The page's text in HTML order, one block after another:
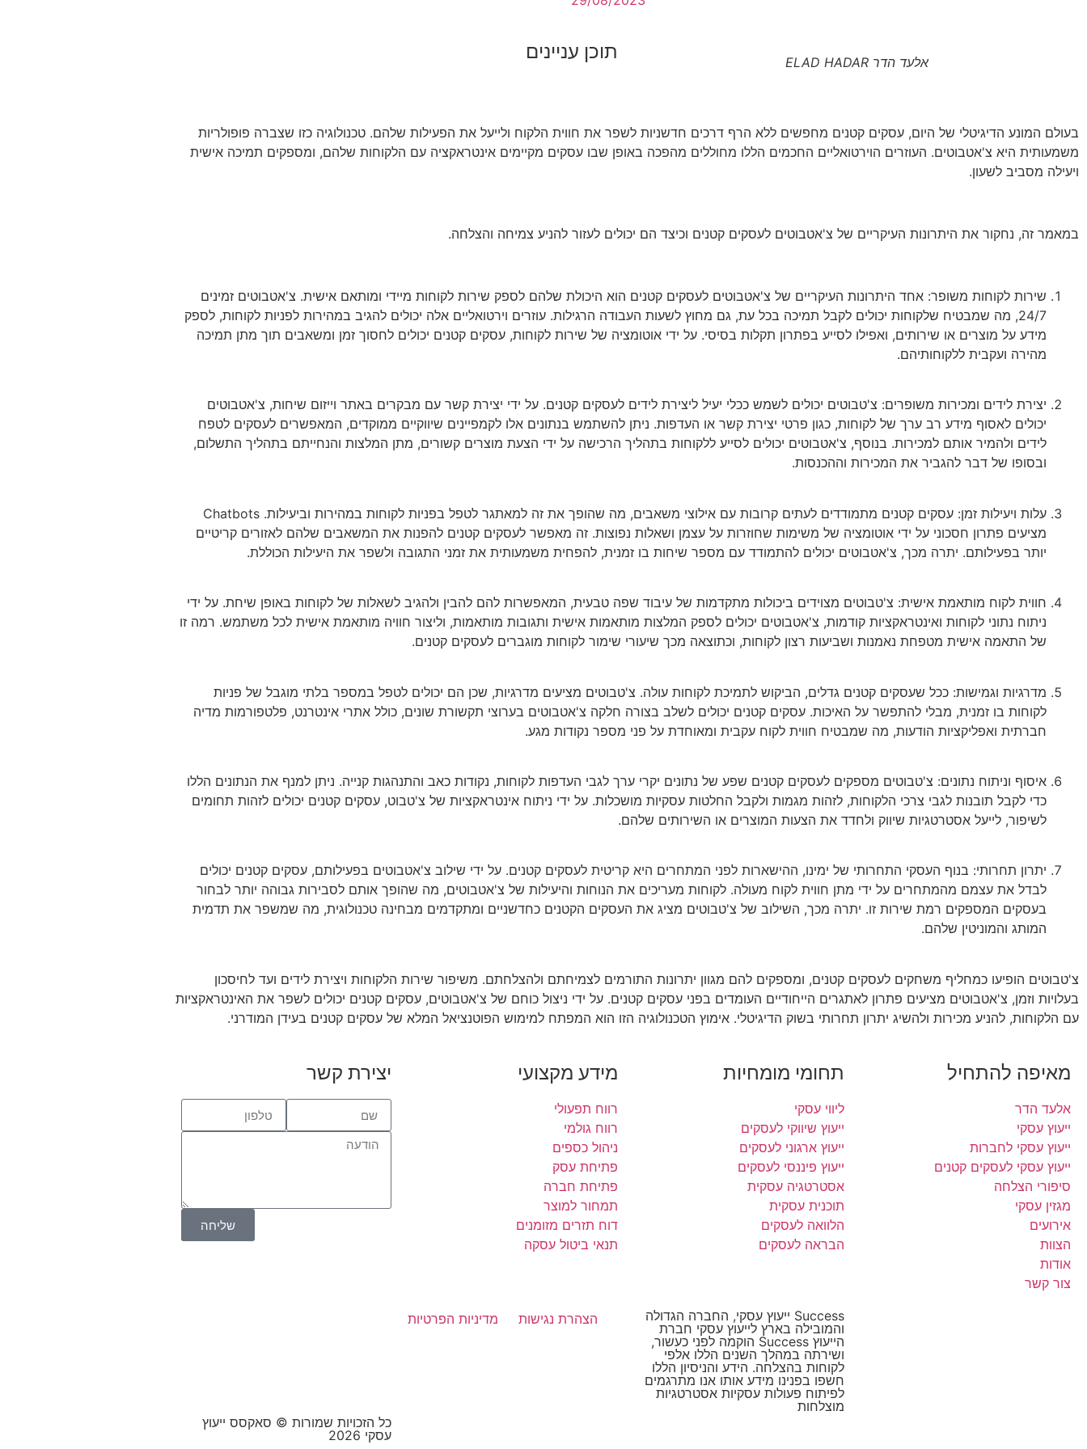
אלעד הדר ELAD HADAR תוכן עניינים
בעולם המונע הדיגיטלי של היום, עסקים קטנים מחפשים ללא הרף דרכים חדשניות לשפר את חווית הלקוח ולייעל את הפעילות שלהם. טכנולוגיה כזו שצברה פופולריות
משמעותית היא צ'אטבוטים. העוזרים הוירטואליים החכמים הללו מחוללים מהפכה באופן שבו עסקים מקיימים אינטראקציה עם הלקוחות שלהם, ומספקים תמיכה אישית
ויעילה מסביב לשעון.
במאמר זה, נחקור את היתרונות העיקריים של צ'אטבוטים לעסקים קטנים וכיצד הם יכולים לעזור להניע צמיחה והצלחה.
שירות לקוחות משופר: אחד היתרונות העיקריים של צ'אטבוטים לעסקים קטנים הוא היכולת שלהם לספק שירות לקוחות מיידי ומותאם אישית. צ'אטבוטים זמינים
24/7, מה שמבטיח שלקוחות יכולים לקבל תמיכה בכל עת, גם מחוץ לשעות העבודה הרגילות. עוזרים וירטואליים אלה יכולים להגיב במהירות לפניות לקוחות, לספק
מידע על מוצרים או שירותים, ואפילו לסייע בפתרון תקלות בסיסי. על ידי אוטומציה של שירות לקוחות, עסקים קטנים יכולים לחסוך זמן ומשאבים תוך מתן תמיכה
מהירה ועקבית ללקוחותיהם.
יצירת לידים ומכירות משופרים: צ'טבוטים יכולים לשמש ככלי יעיל ליצירת לידים לעסקים קטנים. על ידי יצירת קשר עם מבקרים באתר וייזום שיחות, צ'אטבוטים
יכולים לאסוף מידע רב ערך של לקוחות, כגון פרטי יצירת קשר או העדפות. ניתן להשתמש בנתונים אלו לקמפיינים שיווקיים ממוקדים, המאפשרים לעסקים לטפח
לידים ולהמיר אותם למכירות. בנוסף, צ'אטבוטים יכולים לסייע ללקוחות בתהליך הרכישה על ידי הצעת מוצרים קשורים, מתן המלצות והנחייתם בתהליך התשלום,
ובסופו של דבר להגביר את המכירות וההכנסות.
עלות ויעילות זמן: עסקים קטנים מתמודדים לעתים קרובות עם אילוצי משאבים, מה שהופך את זה למאתגר לטפל בפניות לקוחות במהירות וביעילות. Chatbots
מציעים פתרון חסכוני על ידי אוטומציה של משימות שחוזרות על עצמן ושאלות נפוצות. זה מאפשר לעסקים קטנים להפנות את המשאבים שלהם לאזורים קריטיים
יותר בפעילותם. יתרה מכך, צ'אטבוטים יכולים להתמודד עם מספר שיחות בו זמנית, להפחית משמעותית את זמני התגובה ולשפר את היעילות הכוללת.
חווית לקוח מותאמת אישית: צ'טבוטים מצוידים ביכולות מתקדמות של עיבוד שפה טבעית, המאפשרות להם להבין ולהגיב לשאלות של לקוחות באופן שיחת. על ידי
ניתוח נתוני לקוחות ואינטראקציות קודמות, צ'אטבוטים יכולים לספק המלצות מותאמות אישית ותגובות מותאמות, וליצור חוויה מותאמת אישית לכל משתמש. רמה זו
של התאמה אישית מטפחת נאמנות ושביעות רצון לקוחות, וכתוצאה מכך שיעורי שימור לקוחות מוגברים לעסקים קטנים.
מדרגיות וגמישות: ככל שעסקים קטנים גדלים, הביקוש לתמיכת לקוחות עולה. צ'טבוטים מציעים מדרגיות, שכן הם יכולים לטפל במספר בלתי מוגבל של פניות
לקוחות בו זמנית, מבלי להתפשר על האיכות. עסקים קטנים יכולים לשלב בצורה חלקה צ'אטבוטים בערוצי תקשורת שונים, כולל אתרי אינטרנט, פלטפורמות מדיה
חברתית ואפליקציות הודעות, מה שמבטיח חווית לקוח עקבית ומאוחדת על פני מספר נקודות מגע.
איסוף וניתוח נתונים: צ'טבוטים מספקים לעסקים קטנים שפע של נתונים יקרי ערך לגבי העדפות לקוחות, נקודות כאב והתנהגות קנייה. ניתן למנף את הנתונים הללו
כדי לקבל תובנות לגבי צרכי הלקוחות, לזהות מגמות ולקבל החלטות עסקיות מושכלות. על ידי ניתוח אינטראקציות של צ'טבוט, עסקים קטנים יכולים לזהות תחומים
לשיפור, לייעל אסטרטגיות שיווק ולחדד את הצעות המוצרים או השירותים שלהם.
יתרון תחרותי: בנוף העסקי התחרותי של ימינו, ההישארות לפני המתחרים היא קריטית לעסקים קטנים. על ידי שילוב צ'אטבוטים בפעילותם, עסקים קטנים יכולים
לבדל את עצמם מהמתחרים על ידי מתן חווית לקוח מעולה. לקוחות מעריכים את הנוחות והיעילות של צ'אטבוטים, מה שהופך אותם לסבירות גבוהה יותר לבחור
בעסקים המספקים רמת שירות זו. יתרה מכך, השילוב של צ'טבוטים מציג את העסקים הקטנים כחדשניים ומתקדמים מבחינה טכנולוגית, מה שמשפר את תדמית
המותג והמוניטין שלהם.
צ'טבוטים הופיעו כמחליף משחקים לעסקים קטנים, ומספקים להם מגוון יתרונות התורמים לצמיחתם ולהצלחתם. משיפור שירות הלקוחות ויצירת לידים ועד לחיסכון
בעלויות וזמן, צ'אטבוטים מציעים פתרון לאתגרים הייחודיים העומדים בפני עסקים קטנים. על ידי ניצול כוחם של צ'אטבוטים, עסקים קטנים יכולים לשפר את האינטראקציות
עם הלקוחות, להניע מכירות ולהשיג יתרון תחרותי בשוק הדיגיטלי. אימוץ הטכנולוגיה הזו הוא המפתח למימוש הפוטנציאל המלא של עסקים קטנים בעידן המודרני.
מאיפה להתחיל
אלעד הדר
ייעוץ עסקי
ייעוץ עסקי לחברות
ייעוץ עסקי לעסקים קטנים
סיפורי הצלחה
מגזין עסקי
אירועים
הצוות
אודות
צור קשר
תחומי מומחיות
ליווי עסקי
ייעוץ שיווקי לעסקים
ייעוץ ארגוני לעסקים
ייעוץ פיננסי לעסקים
אסטרטגיה עסקית
תוכנית עסקית
הלוואה לעסקים
הבראה לעסקים
מידע מקצועי
רווח תפעולי
רווח גולמי
ניהול כספים
פתיחת עסק
פתיחת חברה
תמחור למוצר
דוח תזרים מזומנים
תנאי ביטול עסקה
יצירת קשר
שליחה
Success ייעוץ עסקי, החברה הגדולה
והמובילה בארץ לייעוץ עסקי חברת
הייעוץ Success הוקמה לפני כעשור,
ושירתה במהלך השנים הללו אלפי
לקוחות בהצלחה. הידע והניסיון הללו
חשפו בפנינו מידע אותו אנו מתרגמים
לפיתוח פעולות עסקיות אסטרטגיות
מוצלחות
הצהרת נגישות מדיניות הפרטיות
כל הזכויות שמורות © סאקסס ייעוץ
עסקי 2026